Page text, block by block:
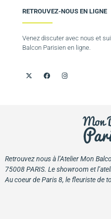
RETROUVEZ-NOUS EN LIGNE
Venez discuter avec nous et
Balcon Parisien en ligne.
Retrouvez nous à l’Atelier Mon
75008 PARIS. Le showroom et
Au coeur de Paris 8, le fleuriste de